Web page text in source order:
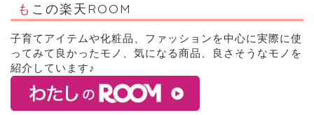
もこの楽天ROOM
子育てアイテムや化粧品、ファッションを中心に実際に使
ってみて良かったモノ、気になる商品、良さそうなモノを
紹介しています♪